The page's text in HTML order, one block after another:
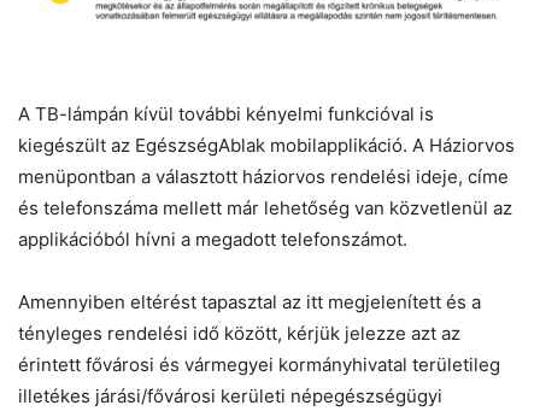
A TB-lámpán kívül további kényelmi funkcióval is
kiegészült az EgészségAblak mobilapplikáció. A Háziorvos
menüpontban a választott háziorvos rendelési ideje, címe
és telefonszáma mellett már lehetőség van közvetlenül az
applikációból hívni a megadott telefonszámot.
Amennyiben eltérést tapasztal az itt megjelenített és a
tényleges rendelési idő között, kérjük jelezze azt az
érintett fővárosi és vármegyei kormányhivatal területileg
illetékes járási/fővárosi kerületi népegészségügyi